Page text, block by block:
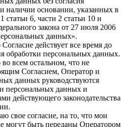
наличии основании, указанных в
статьи 6, части 2 статьи 10 и
закона от 27 июля 2006
данных».
действует все время до
обработки персональных данных.
всем остальном, что не
Согласием, Оператор и
данных руководствуются
персональных данных и
действующего законодательства
свое согласие, на то, что мои
могут быть переданы Оператором